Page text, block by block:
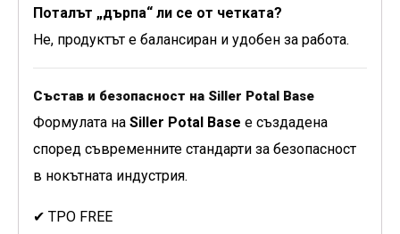
Поталът „дърпа“ ли се от четката?
Не, продуктът е балансиран и удобен за работа.
Състав и безопасност на Siller Potal Base
Формулата на Siller Potal Base е създадена
според съвременните стандарти за безопасност
в нокътната индустрия.
✔ TPO FREE